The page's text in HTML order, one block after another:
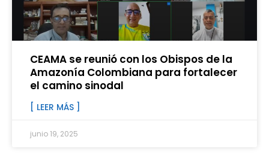
CEAMA se reunió con los Obispos de la
Amazonía Colombiana para fortalecer
el camino sinodal
[ LEER MÁS ]
junio 19, 2025